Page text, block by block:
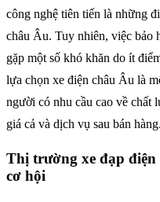
công nghệ tiên tiến là những
châu Âu. Tuy nhiên, việc bảo
gặp một số khó khăn do ít
lựa chọn xe điện châu Âu là
người có nhu cầu cao về chất
giá cả và dịch vụ sau bán hàng.
Thị trường xe đạp
cơ hội